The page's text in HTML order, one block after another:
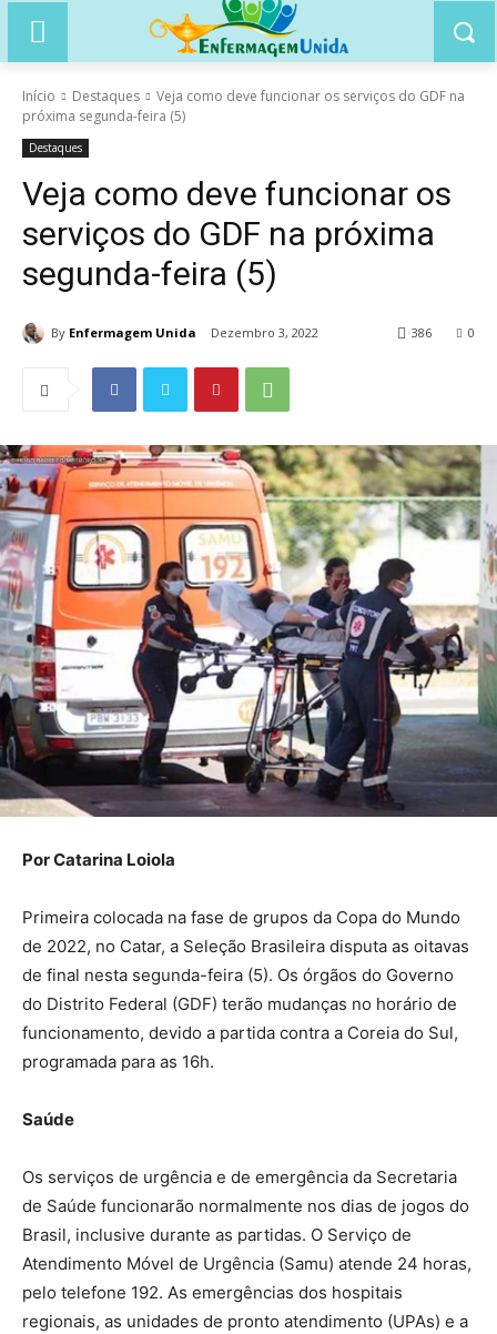
Início Destaques
Veja como deve funcionar os serviços do GDF na
próxima segunda-feira (5)
Destaques
Veja como deve funcionar os
serviços do GDF na próxima
segunda-feira (5)
By Enfermagem Unida Dezembro 3, 2022 0
386
Por Catarina Loiola
Primeira colocada na fase de grupos da Copa do Mundo
de 2022, no Catar, a Seleção Brasileira disputa as oitavas
de final nesta segunda-feira (5). Os órgãos do Governo
do Distrito Federal (GDF) terão mudanças no horário de
funcionamento, devido a partida contra a Coreia do Sul,
programada para as 16h.
Saúde
Os serviços de urgência e de emergência da Secretaria
de Saúde funcionarão normalmente nos dias de jogos do
Brasil, inclusive durante as partidas. O Serviço de
Atendimento Móvel de Urgência (Samu) atende 24 horas,
pelo telefone 192. As emergências dos hospitais
regionais, as unidades de pronto atendimento (UPAs) e a